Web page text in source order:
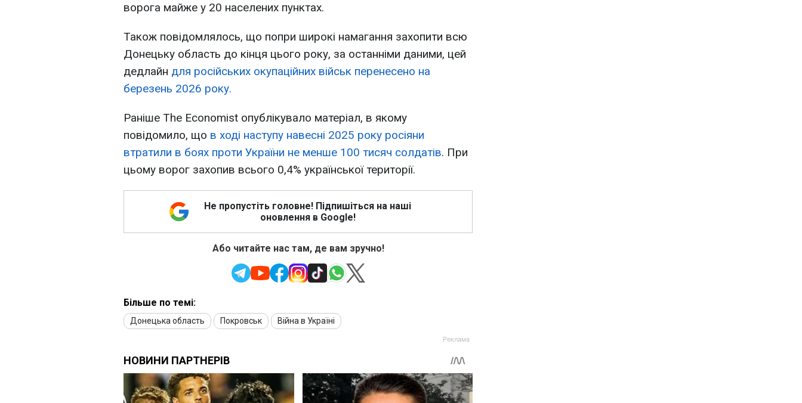
ворога майже у 20 населених пунктах.
Також повідомлялось, що попри широкі намагання захопити всю
Донецьку область до кінця цього року, за останніми даними, цей
дедлайн для російських окупаційних військ перенесено на
березень 2026 року.
Раніше The Economist опублікувало матеріал, в якому
повідомило, що в ході наступу навесні 2025 року росіяни
втратили в боях проти України не менше 100 тисяч солдатів. При
цьому ворог захопив всього 0,4% української території.
Не пропустіть головне! Підпишіться на наші
оновлення в Google!
Або читайте нас там, де вам зручно!
Більше по темі:
Донецька область Покровськ Війна в Україні